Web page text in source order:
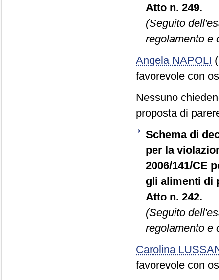
Atto n. 249.
(Seguito
regolamento e
Angela NAPOLI
favorevole con
Nessuno
proposta di
Schema di
per la
2006/141/CE
gli alimenti di
Atto n. 242.
(Seguito
regolamento e
Carolina
favorevole con